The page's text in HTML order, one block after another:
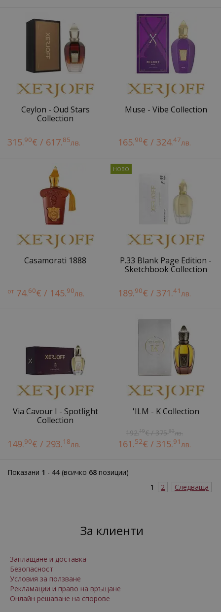
Ceylon - Oud Stars
Collection
315.90€ / 617.85лв.
Muse - Vibe Collection
165.90€ / 324.47лв.
Casamorati 1888
от 74.60€ / 145.90лв.
P.33 Blank Page Edition -
Sketchbook Collection
189.90€ / 371.41лв.
Via Cavour I - Spotlight
Collection
149.90€ / 293.18лв.
'ILM - K Collection
192.19€ / 375.89лв.
161.52€ / 315.91лв.
Показани 1 - 44 (всичко 68 позиции)
1
2 Следваща
За клиенти
Заплащане и доставка
Безопасност
Условия за ползване
Рекламации и право на връщане
Онлайн решаване на спорове